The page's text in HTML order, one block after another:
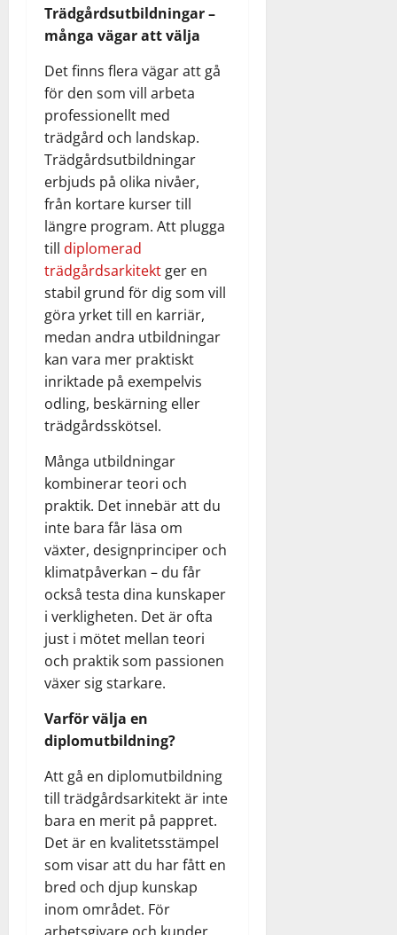
Trädgårdsutbildningar –
många vägar att välja
Det finns flera vägar att gå
för den som vill arbeta
professionellt med
trädgård och landskap.
Trädgårdsutbildningar
erbjuds på olika nivåer,
från kortare kurser till
längre program. Att plugga
till diplomerad
trädgårdsarkitekt ger en
stabil grund för dig som vill
göra yrket till en karriär,
medan andra utbildningar
kan vara mer praktiskt
inriktade på exempelvis
odling, beskärning eller
trädgårdsskötsel.
Många utbildningar
kombinerar teori och
praktik. Det innebär att du
inte bara får läsa om
växter, designprinciper och
klimatpåverkan – du får
också testa dina kunskaper
i verkligheten. Det är ofta
just i mötet mellan teori
och praktik som passionen
växer sig starkare.
Varför välja en
diplomutbildning?
Att gå en diplomutbildning
till trädgårdsarkitekt är inte
bara en merit på pappret.
Det är en kvalitetsstämpel
som visar att du har fått en
bred och djup kunskap
inom området. För